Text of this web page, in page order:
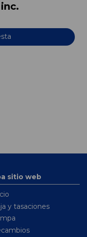
sitio web
y tasaciones